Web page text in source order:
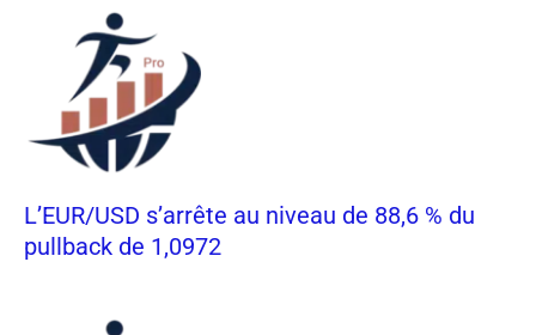
L’EUR/USD s’arrête au niveau de 88,6 % du
pullback de 1,0972